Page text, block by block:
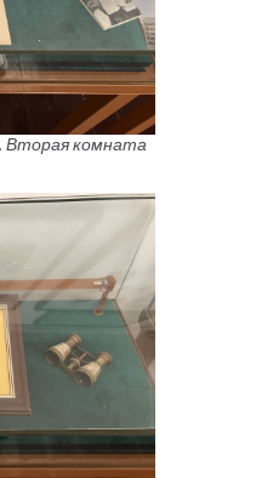
Вторая комната